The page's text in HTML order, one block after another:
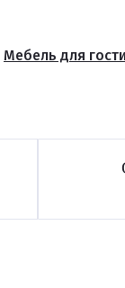
Мебель для